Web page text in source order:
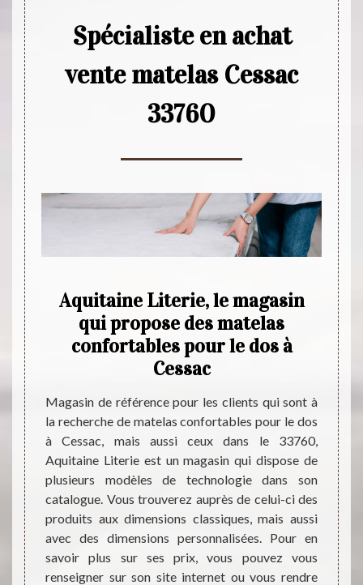
Spécialiste en achat
vente matelas Cessac
33760
dans
à un
de
sur
des
Aquitaine Literie, le magasin
qui propose des matelas
confortables pour le dos à
Cessac
Magasin de référence pour les clients qui sont à
la recherche de matelas confortables pour le dos
à Cessac, mais aussi ceux dans le 33760,
Aquitaine Literie est un magasin qui dispose de
plusieurs modèles de technologie dans son
catalogue. Vous trouverez auprès de celui-ci des
produits aux dimensions classiques, mais aussi
avec des dimensions personnalisées. Pour en
savoir plus sur ses prix, vous pouvez vous
renseigner sur son site internet ou vous rendre
un
le
ses